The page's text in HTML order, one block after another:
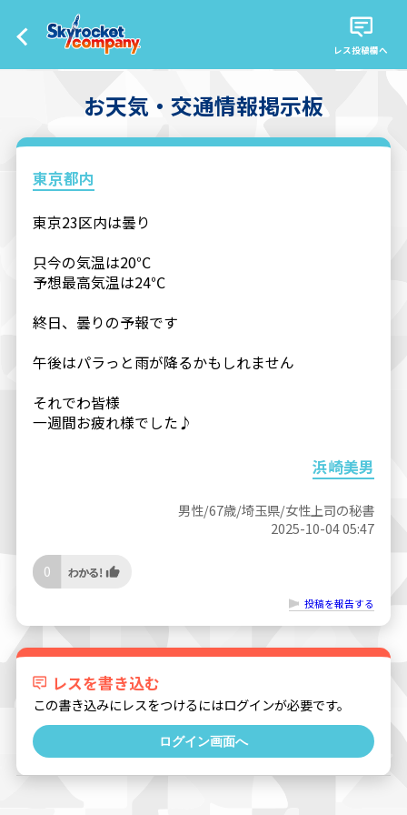
レス投稿欄へ
お天気・交通情報掲示板
東京都内
東京23区内は曇り
只今の気温は20℃
予想最高気温は24℃
終日、曇りの予報です
午後はパラっと雨が降るかもしれません
それでわ皆様
一週間お疲れ様でした♪
浜崎美男
男性/67歳/埼玉県/女性上司の秘書
2025-10-04 05:47
0
投稿を報告する
レスを書き込む
この書き込みにレスをつけるにはログインが必要です。
ログイン画面へ